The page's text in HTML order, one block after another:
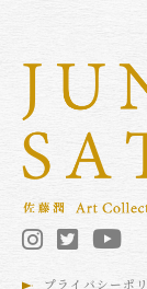
プライバシーポ